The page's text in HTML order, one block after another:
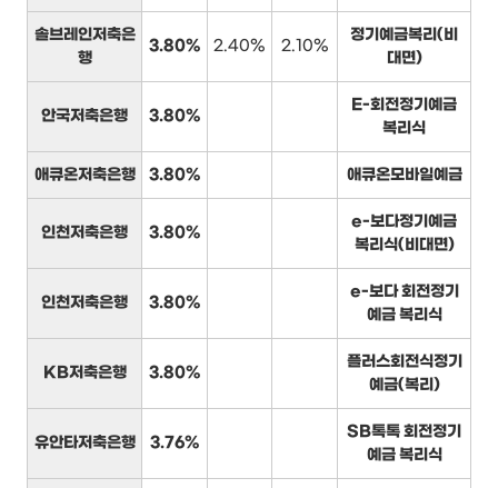
솔브레인저축은
행
3.80% 2.40% 2.10%
정기예금복리(비
대면)
안국저축은행 3.80%
E-회전정기예금
복리식
애큐온저축은행 3.80% 애큐온모바일예금
인천저축은행 3.80%
e-보다정기예금
복리식(비대면)
인천저축은행 3.80%
e-보다 회전정기
예금 복리식
KB저축은행 3.80%
플러스회전식정기
예금(복리)
유안타저축은행 3.76%
SB톡톡 회전정기
예금 복리식